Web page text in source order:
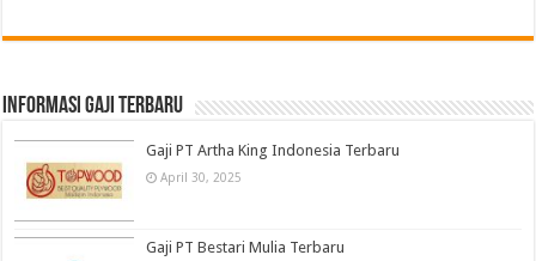
informasi gaji terbaru
Gaji PT Artha King Indonesia Terbaru
April 30, 2025
Gaji PT Bestari Mulia Terbaru